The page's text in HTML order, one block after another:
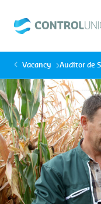
Vacancy Auditor de